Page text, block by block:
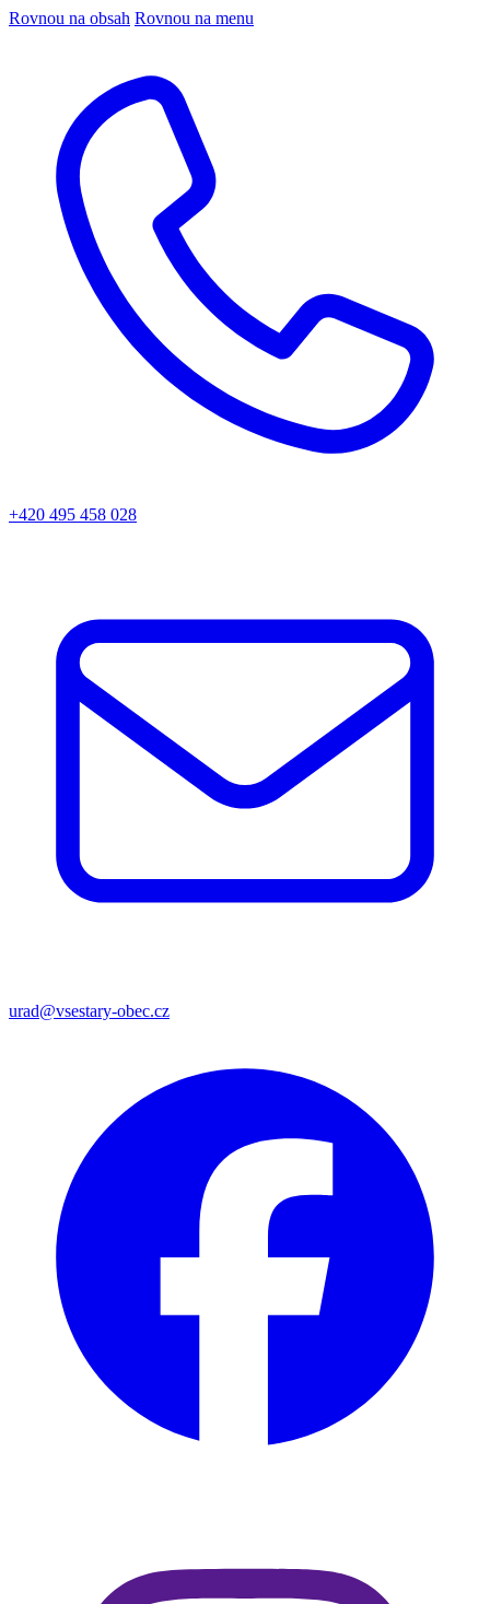
Rovnou na obsah Rovnou na menu
+420 495 458 028
urad@vsestary-obec.cz